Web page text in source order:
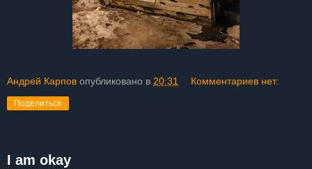
Андрей Карпов опубликовано в 20:31 Комментариев нет:
Поделиться
I am okay